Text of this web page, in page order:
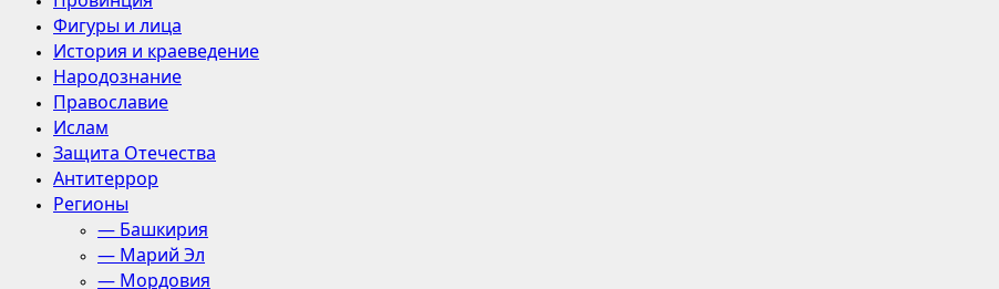
Фигуры и лица
История и краеведение
Народознание
Православие
Ислам
Защита Отечества
Антитеррор
Регионы
— Башкирия
— Марий Эл
— Мордовия